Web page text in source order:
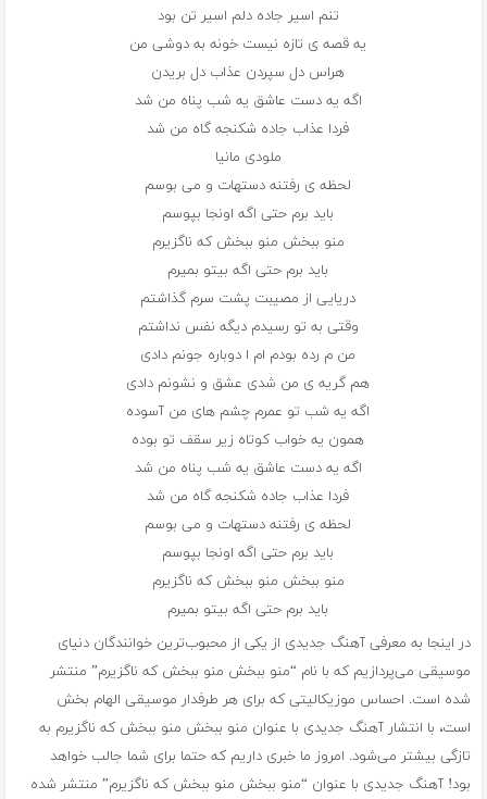
تنم اسیر جاده دلم اسیر تن بود
یه قصه ی تازه نیست خونه به دوشی من
هراس دل سپردن عذاب دل بریدن
اگه یه دست عاشق یه شب پناه من شد
فردا عذاب جاده شکنجه گاه من شد
ملودی مانیا
لحظه ی رفتنه دستهات و می بوسم
باید برم حتی اگه اونجا بپوسم
منو ببخش منو ببخش که ناگزیرم
باید برم حتی اگه بیتو بمیرم
دریایی از مصیبت پشت سرم گذاشتم
وقتی به تو رسیدم دیگه نفس نداشتم
من م رده بودم ام ا دوباره جونم دادی
هم گریه ی من شدی عشق و نشونم دادی
اگه یه شب تو عمرم چشم های من آسوده
همون یه خواب کوتاه زیر سقف تو بوده
اگه یه دست عاشق یه شب پناه من شد
فردا عذاب جاده شکنجه گاه من شد
لحظه ی رفتنه دستهات و می بوسم
باید برم حتی اگه اونجا بپوسم
منو ببخش منو ببخش که ناگزیرم
باید برم حتی اگه بیتو بمیرم
در اینجا به معرفی آهنگ جدیدی از یکی از محبوب‌ترین خوانندگان دنیای
موسیقی می‌پردازیم که با نام “منو ببخش منو ببخش که ناگزیرم” منتشر
شده است. احساس موزیکالیتی که برای هر طرفدار موسیقی الهام بخش
است، با انتشار آهنگ جدیدی با عنوان منو ببخش منو ببخش که ناگزیرم به
تازگی بیشتر می‌شود. امروز ما خبری داریم که حتما برای شما جالب خواهد
بود! آهنگ جدیدی با عنوان “منو ببخش منو ببخش که ناگزیرم” منتشر شده